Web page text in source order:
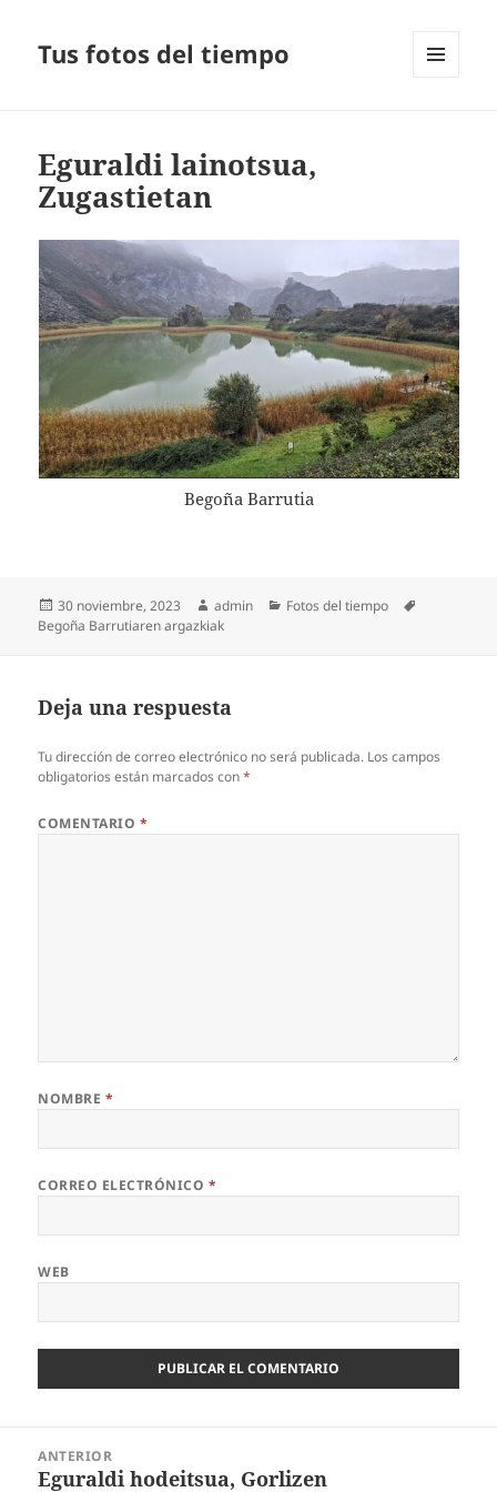
Tus fotos del tiempo
Eguraldi lainotsua,
Zugastietan
Begoña Barrutia
Publicado
el
30 noviembre, 2023 Autor
admin Categorías
Fotos del tiempo
Begoña Barrutiaren argazkiak
Deja una respuesta
Tu dirección de correo electrónico no será publicada. Los campos
obligatorios están marcados con*
COMENTARIO *
NOMBRE *
CORREO ELECTRÓNICO *
WEB
ANTERIOR
Entrada
Eguraldi hodeitsua, Gorlizen